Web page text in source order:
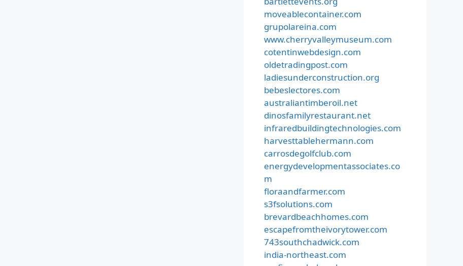
moveablecontainer.com
grupolareina.com
www.cherryvalleymuseum.com
cotentinwebdesign.com
oldetradingpost.com
ladiesunderconstruction.org
bebeslectores.com
australiantimberoil.net
dinosfamilyrestaurant.net
infraredbuildingtechnologies.com
harvesttablehermann.com
carrosdegolfclub.com
energydevelopmentassociates.co
m
floraandfarmer.com
s3fsolutions.com
brevardbeachhomes.com
escapefromtheivorytower.com
743southchadwick.com
india-northeast.com